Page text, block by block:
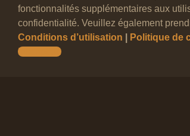
fonctionnalités supplémentaires aux
confidentialité. Veuillez également
Conditions d’utilisation
Politique de
Inscription